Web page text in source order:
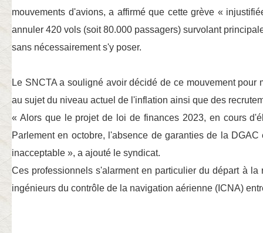
mouvements d'avions, a affirmé que cette grève «
annuler 420 vols (soit 80.000 passagers) survolant
sans nécessairement s'y poser.
Le SNCTA a souligné avoir décidé de ce mouvement pour
au sujet du niveau actuel de l'inflation ainsi que des
« Alors que le projet de loi de finances 2023, en cours
Parlement en octobre, l'absence de garanties de la
inacceptable », a ajouté le syndicat.
Ces professionnels s'alarment en particulier du départ à la
ingénieurs du contrôle de la navigation aérienne (ICNA)